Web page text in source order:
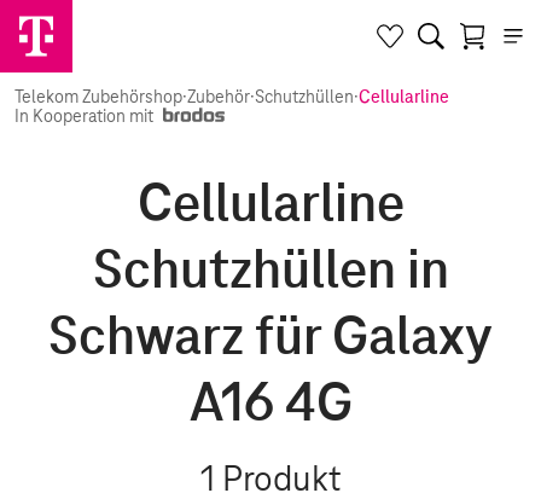
Telekom Zubehörshop·Zubehör·Schutzhüllen·Cellularline
In Kooperation mit
Cellularline
Schutzhüllen in
Schwarz für Galaxy
A16 4G
1 Produkt